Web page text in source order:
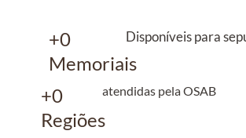
+0
Memoriais
Disponíveis para
+0
Regiões
atendidas pela OSAB